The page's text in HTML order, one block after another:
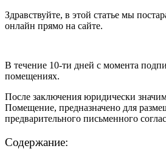
Здравствуйте, в этой статье мы
онлайн прямо на сайте.
В течение 10-ти дней с момента
помещениях.
После заключения юридически
Помещение, предназначено для
предварительного письменного
Содержание: